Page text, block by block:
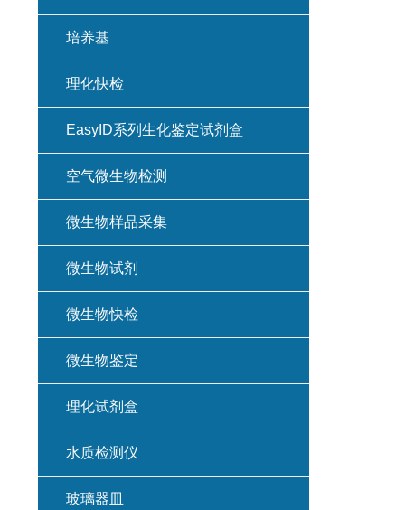
培养基
理化快检
EasyID系列生化鉴定试剂盒
空气微生物检测
微生物样品采集
微生物试剂
微生物快检
微生物鉴定
理化试剂盒
水质检测仪
玻璃器皿